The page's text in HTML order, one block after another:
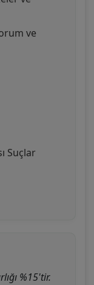
ve
Suçlar
%15'tir.